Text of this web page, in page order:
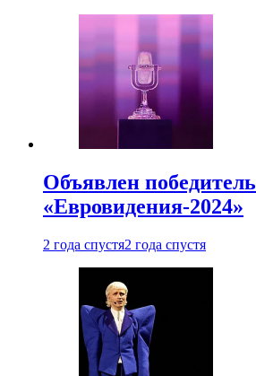
Объявлен победитель
«Евровидения-2024»
2 года спустя2 года спустя